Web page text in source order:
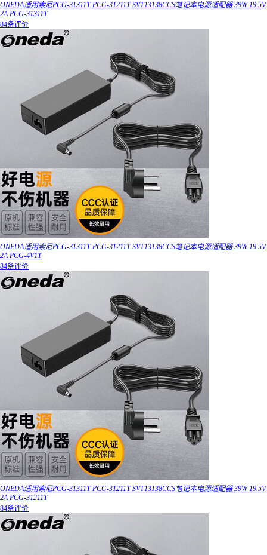
ONEDA适用索尼PCG-31311T PCG-31211T SVT13138CCS笔记本电源适配器 39W 19.5V
2A PCG-31311T
84条评价
ONEDA适用索尼PCG-31311T PCG-31211T SVT13138CCS笔记本电源适配器 39W 19.5V
2A PCG-4V1T
84条评价
ONEDA适用索尼PCG-31311T PCG-31211T SVT13138CCS笔记本电源适配器 39W 19.5V
2A PCG-31211T
84条评价